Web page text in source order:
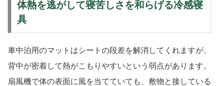
体熱を逃がして寝苦しさを和らげる冷感寝
具
車中泊用のマットはシートの段差を解消してくれますが、
背中が密着して熱がこもりやすいという弱点があります。
扇風機で体の表面に風を当てていても、敷物と接している